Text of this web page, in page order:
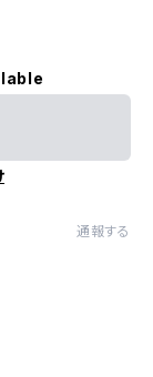
通報する